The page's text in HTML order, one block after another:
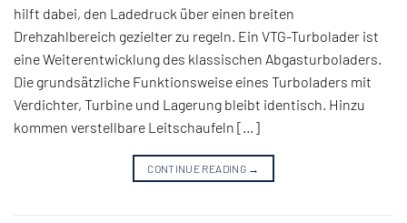
hilft dabei, den Ladedruck über einen breiten
Drehzahlbereich gezielter zu regeln. Ein VTG-Turbolader ist
eine Weiterentwicklung des klassischen Abgasturboladers.
Die grundsätzliche Funktionsweise eines Turboladers mit
Verdichter, Turbine und Lagerung bleibt identisch. Hinzu
kommen verstellbare Leitschaufeln […]
CONTINUE READING →